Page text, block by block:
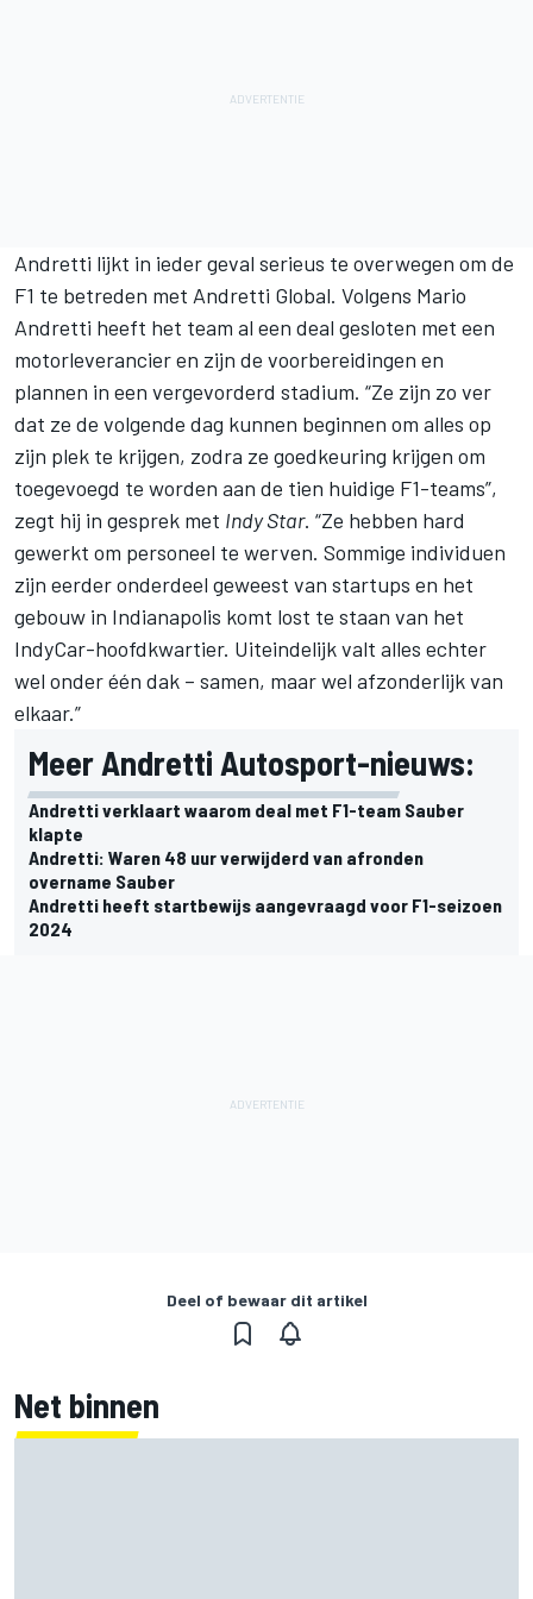
Andretti lijkt in ieder geval serieus te overwegen om de
F1 te betreden met Andretti Global. Volgens Mario
Andretti heeft het team al een deal gesloten met een
motorleverancier en zijn de voorbereidingen en
plannen in een vergevorderd stadium. “Ze zijn zo ver
dat ze de volgende dag kunnen beginnen om alles op
zijn plek te krijgen, zodra ze goedkeuring krijgen om
toegevoegd te worden aan de tien huidige F1-teams”,
zegt hij in gesprek met Indy Star. “Ze hebben hard
gewerkt om personeel te werven. Sommige individuen
zijn eerder onderdeel geweest van startups en het
gebouw in Indianapolis komt lost te staan van het
IndyCar-hoofdkwartier. Uiteindelijk valt alles echter
wel onder één dak – samen, maar wel afzonderlijk van
elkaar.”
Meer Andretti Autosport-nieuws:
Andretti verklaart waarom deal met F1-team Sauber
klapte
Andretti: Waren 48 uur verwijderd van afronden
overname Sauber
Andretti heeft startbewijs aangevraagd voor F1-seizoen
2024
Deel of bewaar dit artikel
Net binnen